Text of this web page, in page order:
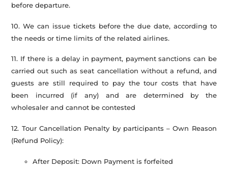
before departure.
10. We can issue tickets before the due date, according to
the needs or time limits of the related airlines.
11. If there is a delay in payment, payment sanctions can be
carried out such as seat cancellation without a refund, and
guests are still required to pay the tour costs that have
been incurred (if any) and are determined by the
wholesaler and cannot be contested
12. Tour Cancellation Penalty by participants – Own Reason
(Refund Policy):
After Deposit: Down Payment is forfeited